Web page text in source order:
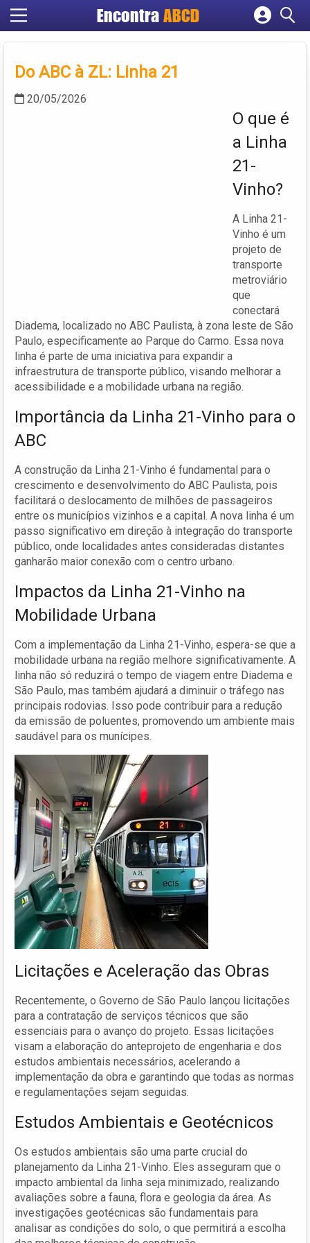
EncontraABCD
Cadastrar empresa
Criar conta
Do ABC à ZL: Linha 21
20/05/2026
O que é
a Linha
21-
Vinho?
A Linha 21-
Vinho é um
projeto de
transporte
metroviário
que
conectará
Diadema, localizado no ABC Paulista, à zona leste de São
Paulo, especificamente ao Parque do Carmo. Essa nova
linha é parte de uma iniciativa para expandir a
infraestrutura de transporte público, visando melhorar a
acessibilidade e a mobilidade urbana na região.
Importância da Linha 21-Vinho para o
ABC
A construção da Linha 21-Vinho é fundamental para o
crescimento e desenvolvimento do ABC Paulista, pois
facilitará o deslocamento de milhões de passageiros
entre os municípios vizinhos e a capital. A nova linha é um
passo significativo em direção à integração do transporte
público, onde localidades antes consideradas distantes
ganharão maior conexão com o centro urbano.
Impactos da Linha 21-Vinho na
Mobilidade Urbana
Com a implementação da Linha 21-Vinho, espera-se que a
mobilidade urbana na região melhore significativamente. A
linha não só reduzirá o tempo de viagem entre Diadema e
São Paulo, mas também ajudará a diminuir o tráfego nas
principais rodovias. Isso pode contribuir para a redução
da emissão de poluentes, promovendo um ambiente mais
saudável para os munícipes.
Licitações e Aceleração das Obras
Recentemente, o Governo de São Paulo lançou licitações
para a contratação de serviços técnicos que são
essenciais para o avanço do projeto. Essas licitações
visam a elaboração do anteprojeto de engenharia e dos
estudos ambientais necessários, acelerando a
implementação da obra e garantindo que todas as normas
e regulamentações sejam seguidas.
Estudos Ambientais e Geotécnicos
Os estudos ambientais são uma parte crucial do
planejamento da Linha 21-Vinho. Eles asseguram que o
impacto ambiental da linha seja minimizado, realizando
avaliações sobre a fauna, flora e geologia da área. As
investigações geotécnicas são fundamentais para
analisar as condições do solo, o que permitirá a escolha